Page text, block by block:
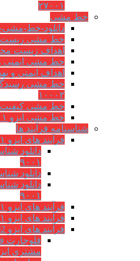
۲۷۰۰۱
خط مشی
دانلود-خط-
خط مشی زیست
اهداف زیست محیطی
خط مشی ایمنی و
اهداف ایمنی و
خط مشی
۱۰۰۰۲
خط مشی کیفیت ایزو
خط مشی ایزو ۲۹۰۰۱
شناسنامه فرآیند ها
فرآیند های ایزو ۹۰۰۱
دانلود
۹۰۰۱
دانلود
دانلود
۹۰۰۱
فرآیند های ایزو ۱۴۰۰۱
فرآیند های ایزو ۴۵۰۰۱
فرآیند های ایزو 10002
فلوچارت
مشتری ایزو